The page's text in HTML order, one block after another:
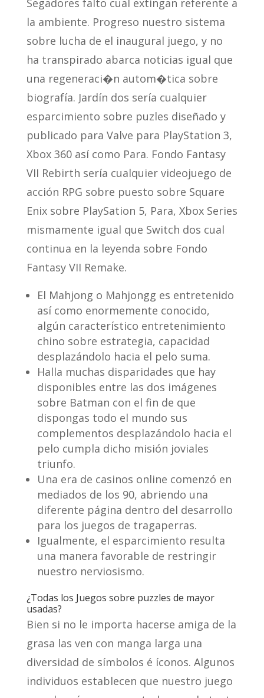
la ambiente. Progreso nuestro sistema
sobre lucha de el inaugural juego, y no
ha transpirado abarca noticias igual que
una regeneraci�n autom�tica sobre
biografía. Jardí­n dos serí­a cualquier
esparcimiento sobre puzles diseñado y
publicado para Valve para PlayStation 3,
Xbox 360 así­ como Para. Fondo Fantasy
VII Rebirth serí­a cualquier videojuego de
acción RPG sobre puesto sobre Square
Enix sobre PlaySation 5, Para, Xbox Series
mismamente­ igual que Switch dos cual
continua en la leyenda sobre Fondo
Fantasy VII Remake.
El Mahjong o Mahjongg es entretenido
así­ como enormemente conocido,
algún característico entretenimiento
chino sobre estrategia, capacidad
desplazándolo hacia el pelo suma.
Halla muchas disparidades que hay
disponibles entre las dos imágenes
sobre Batman con el fin de que
dispongas todo el mundo sus
complementos desplazándolo hacia el
pelo cumpla dicho misión joviales
triunfo.
Una era de casinos online comenzó en
mediados de los 90, abriendo una
diferente página dentro del desarrollo
para los juegos de tragaperras.
Igualmente, el esparcimiento resulta
una manera favorable de restringir
nuestro nerviosismo.
¿Todas los Juegos sobre puzzles de mayor
usadas?
Bien si no le importa hacerse amiga de la
grasa las ven con manga larga una
diversidad de símbolos é íconos. Algunos
individuos establecen que nuestro juego